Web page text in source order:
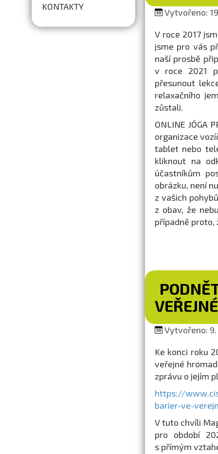
KONTAKTY
Vytvořeno:
V roce 2017
jsme pro vás
naší prosbě
v roce 2021
přesunout
relaxačního
zůstali.
ONLINE JÓGA
organizace
tablet nebo
kliknout na
účastníkům
obrázku, není
z vašich
z obav, že
případně
Vytvořeno: 9.
Ke konci roku
veřejné
zprávu o jejím
https://
barier-ve-
V tuto chvíli
pro období
s přímým